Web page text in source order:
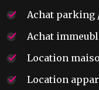
Achat parking /
Achat
Location
Location